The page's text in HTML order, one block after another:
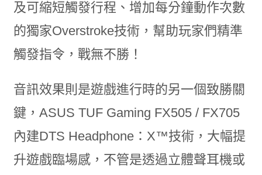
及可縮短觸發行程、增加每分鐘動作次數
的獨家Overstroke技術，幫助玩家們精準
觸發指令，戰無不勝！
音訊效果則是遊戲進行時的另一個致勝關
鍵，ASUS TUF Gaming FX505 / FX705
內建DTS Headphone：X™技術，大幅提
升遊戲臨場感，不管是透過立體聲耳機或